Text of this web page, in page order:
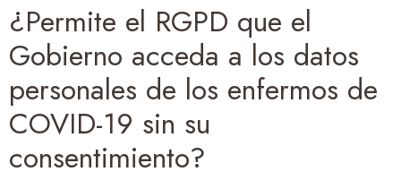
¿Permite el RGPD que el
Gobierno acceda a los datos
personales de los enfermos de
COVID-19 sin su
consentimiento?